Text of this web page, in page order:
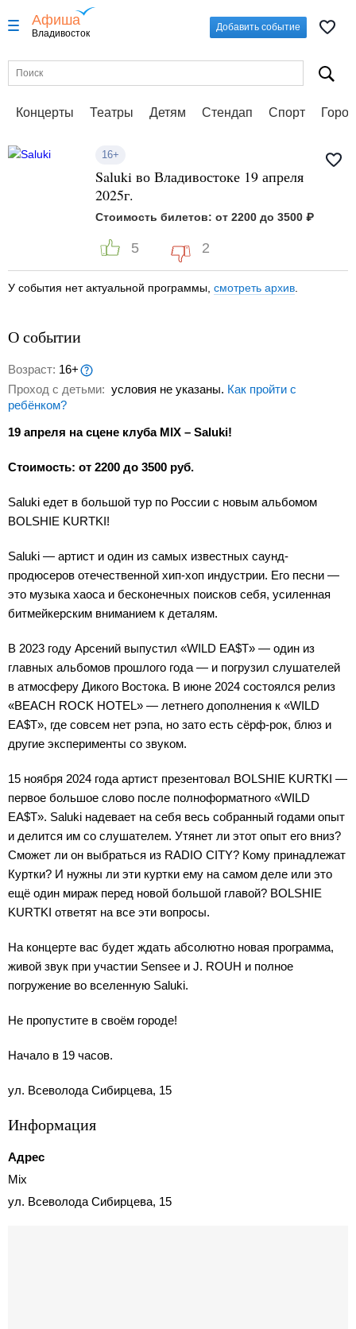
Афиша
Владивосток
Добавить событие
Концерты Театры Детям Стендап Спорт
16+
Saluki во Владивостоке 19 апреля
2025г.
Стоимость билетов: от 2200 до 3500 ₽
5 2
У события нет актуальной программы, смотреть архив
О событии
Возраст: 16+
Проход с детьми: условия не указаны. Как пройти с
ребёнком?
19 апреля на сцене клуба MIX – Saluki!
Стоимость: от 2200 до 3500 руб.
Saluki едет в большой тур по России с новым альбомом
BOLSHIE KURTKI!
Saluki — артист и один из самых известных саунд-
продюсеров отечественной хип-хоп индустрии. Его песни —
это музыка хаоса и бесконечных поисков себя, усиленная
битмейкерским вниманием к деталям.
В 2023 году Арсений выпустил «WILD EA$T» — один из
главных альбомов прошлого года — и погрузил слушателей
в атмосферу Дикого Востока. В июне 2024 состоялся релиз
«BEACH ROCK HOTEL» — летнего дополнения к «WILD
EA$T», где совсем нет рэпа, но зато есть сёрф-рок, блюз и
другие эксперименты со звуком.
15 ноября 2024 года артист презентовал BOLSHIE KURTKI —
первое большое слово после полноформатного «WILD
EA$T». Saluki надевает на себя весь собранный годами опыт
и делится им со слушателем. Утянет ли этот опыт его вниз?
Сможет ли он выбраться из RADIO CITY? Кому принадлежат
Куртки? И нужны ли эти куртки ему на самом деле или это
ещё один мираж перед новой большой главой? BOLSHIE
KURTKI ответят на все эти вопросы.
На концерте вас будет ждать абсолютно новая программа,
живой звук при участии Sensee и J. ROUH и полное
погружение во вселенную Saluki.
Не пропустите в своём городе!
Начало в 19 часов.
ул. Всеволода Сибирцева, 15
Информация
Адрес
Mix
ул. Всеволода Сибирцева, 15